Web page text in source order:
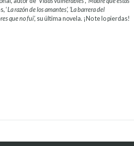
‘La razón de los amantes’, ‘La barrera del
que no fui’, su última novela. ¡No te lo pierdas!